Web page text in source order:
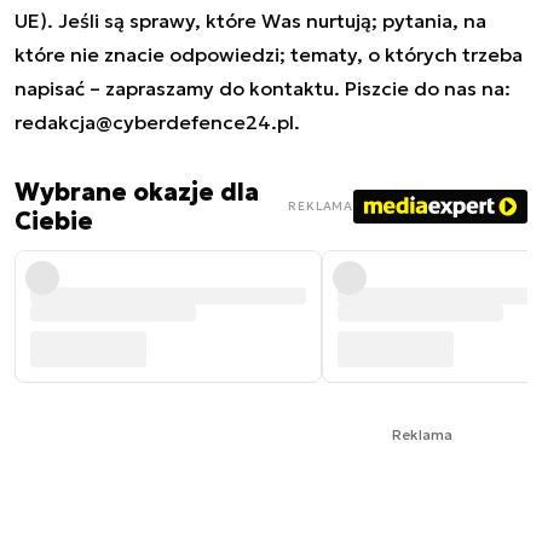
UE). Jeśli są sprawy, które Was nurtują; pytania, na
które nie znacie odpowiedzi; tematy, o których trzeba
napisać – zapraszamy do kontaktu. Piszcie do nas na:
redakcja@cyberdefence24.pl.
Wybrane okazje dla
Ciebie
REKLAMA
Reklama